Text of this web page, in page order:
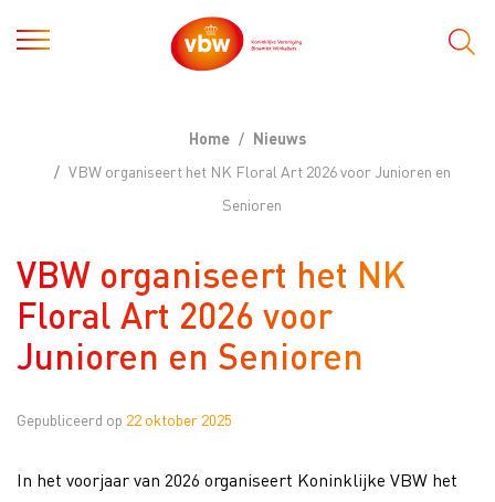
Home
Nieuws
VBW organiseert het NK Floral Art 2026 voor Junioren en
Senioren
VBW organiseert het NK
Floral Art 2026 voor
Junioren en Senioren
Gepubliceerd op 22 oktober 2025
In het voorjaar van 2026 organiseert Koninklijke VBW het